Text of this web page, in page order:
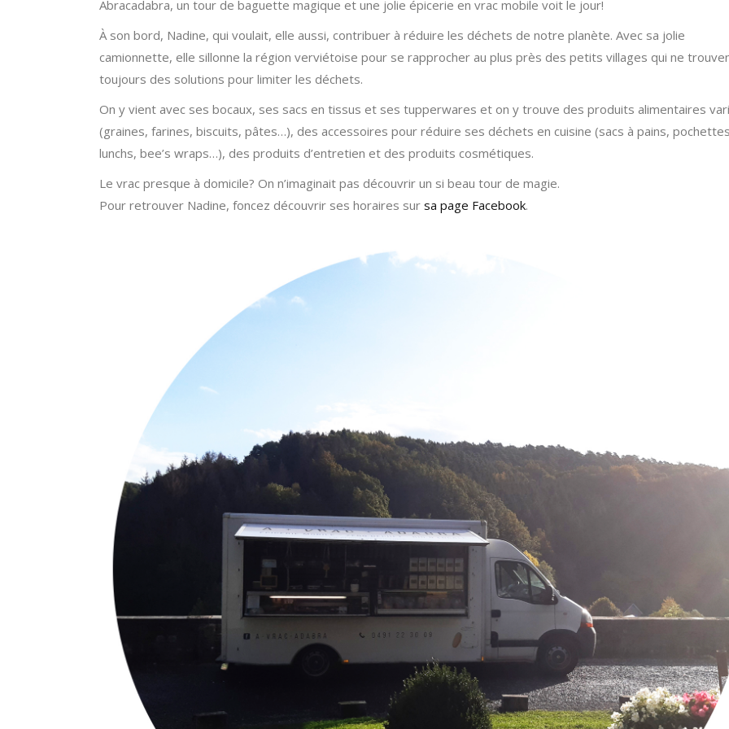
Abracadabra, un tour de baguette magique et une jolie épicerie en vrac mobile voit le jour!
À son bord, Nadine, qui voulait, elle aussi, contribuer à réduire les déchets de notre planète. Avec sa jolie
camionnette, elle sillonne la région verviétoise pour se rapprocher au plus près des petits villages qui ne
toujours des solutions pour limiter les déchets.
On y vient avec ses bocaux, ses sacs en tissus et ses tupperwares et on y trouve des produits alimentaires
(graines, farines, biscuits, pâtes…), des accessoires pour réduire ses déchets en cuisine (sacs à pains,
lunchs, bee’s wraps…), des produits d’entretien et des produits cosmétiques.
Le vrac presque à domicile? On n’imaginait pas découvrir un si beau tour de magie.
Pour retrouver Nadine, foncez découvrir ses horaires sur sa page Facebook.